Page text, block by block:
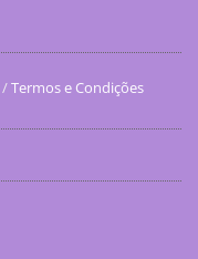
/Termos e Condições